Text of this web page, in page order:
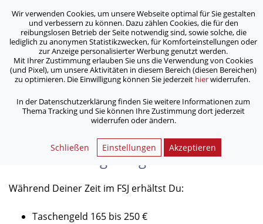
ASB Bonn/Rhein-Sieg/Eifel e.V.
bewegt Menschen
Wie ist die Vergütung?
Home / Freiwillig aktiv im ASB / Freiwilliges Soziales Jahr
/ Wie ist die Vergütung?
Wie ist die Vergütung?
Während Deiner Zeit im FSJ erhältst Du:
Taschengeld 165 bis 250 €
Wir verwenden Cookies, um unsere Webseite optimal für Sie gestalten
und verbessern zu können. Dazu zählen Cookies, die für den
reibungslosen Betrieb der Seite notwendig sind, sowie solche, die
lediglich zu anonymen Statistikzwecken, für Komforteinstellungen oder
zur Anzeige personalisierter Werbung genutzt werden.
Mit Ihrer Zustimmung erlauben Sie uns die Verwendung von Cookies
(und Pixel), um unsere Aktivitäten in diesem Bereich (diesen Bereichen)
zu optimieren. Die Einwilligung können Sie jederzeit hierwiderrufen.
In der Datenschutzerklärung finden Sie weitere Informationen zum
Thema Tracking und Sie können Ihre Zustimmung dort jederzeit
widerrufen oder ändern.
Schließen Einstellungen Akzeptieren